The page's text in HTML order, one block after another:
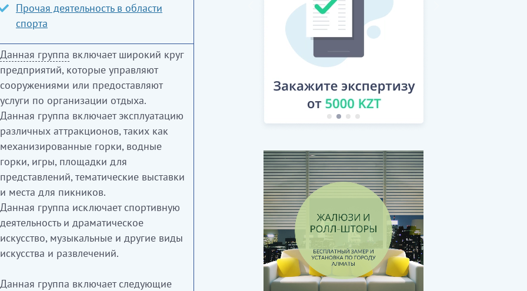
Прочая деятельность в области
спорта
Данная группа включает широкий круг
предприятий, которые управляют
сооружениями или предоставляют
услуги по организации отдыха.
Данная группа включает эксплуатацию
различных аттракционов, таких как
механизированные горки, водные
горки, игры, площадки для
представлений, тематические выставки
и места для пикников.
Данная группа исключает спортивную
деятельность и драматическое
искусство, музыкальные и другие виды
искусства и развлечений.
Данная группа включает следующие